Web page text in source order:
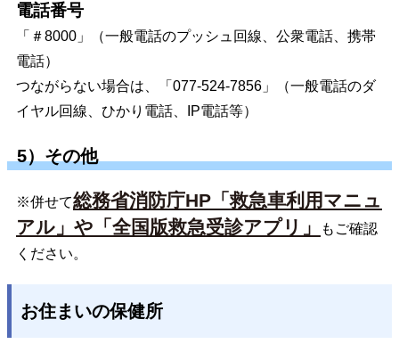
電話番号
「＃8000」（一般電話のプッシュ回線、公衆電話、携帯
電話）
つながらない場合は、「077-524-7856」（一般電話のダ
イヤル回線、ひかり電話、IP電話等）
5）その他
※併せて総務省消防庁HP「救急車利用マニュ
アル」や「全国版救急受診アプリ」
もご確認
ください。
お住まいの保健所